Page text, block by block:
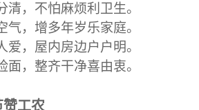
实用信息
总会章程
理事会名单
制度法规
清，不怕麻烦利卫生。
气，增多年岁乐家庭。
爱，屋内房边户户明。
面，整齐干净喜由衷。
赞工农